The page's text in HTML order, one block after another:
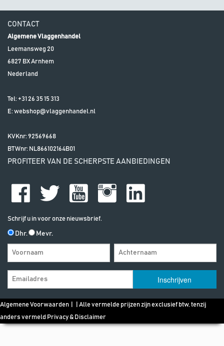
CONTACT
Algemene Vlaggenhandel
Leemansweg 20
6827 BXArnhem
Nederland
Tel: +31 26 35 15 313
E:webshop@vlaggenhandel.nl
KVKnr: 92569668
BTWnr: NL866102164B01
PROFITEER VAN DE SCHERPSTE AANBIEDINGEN
Schrijf u in voor onze nieuwsbrief.
Dhr. Mevr.
Algemene Voorwaarden | | Alle vermelde prijzen zijn exclusief btw, tenzij
anders vermeld Privacy & Disclaimer